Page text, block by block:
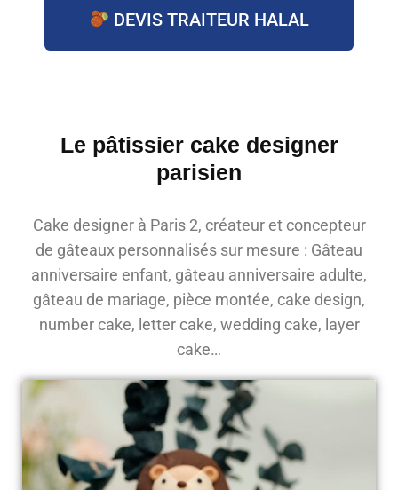
DEVIS TRAITEUR HALAL
Le pâtissier cake designer
parisien
Cake designer à Paris 2, créateur et concepteur
de gâteaux personnalisés sur mesure : Gâteau
anniversaire enfant, gâteau anniversaire adulte,
gâteau de mariage, pièce montée, cake design,
number cake, letter cake, wedding cake, layer
cake…